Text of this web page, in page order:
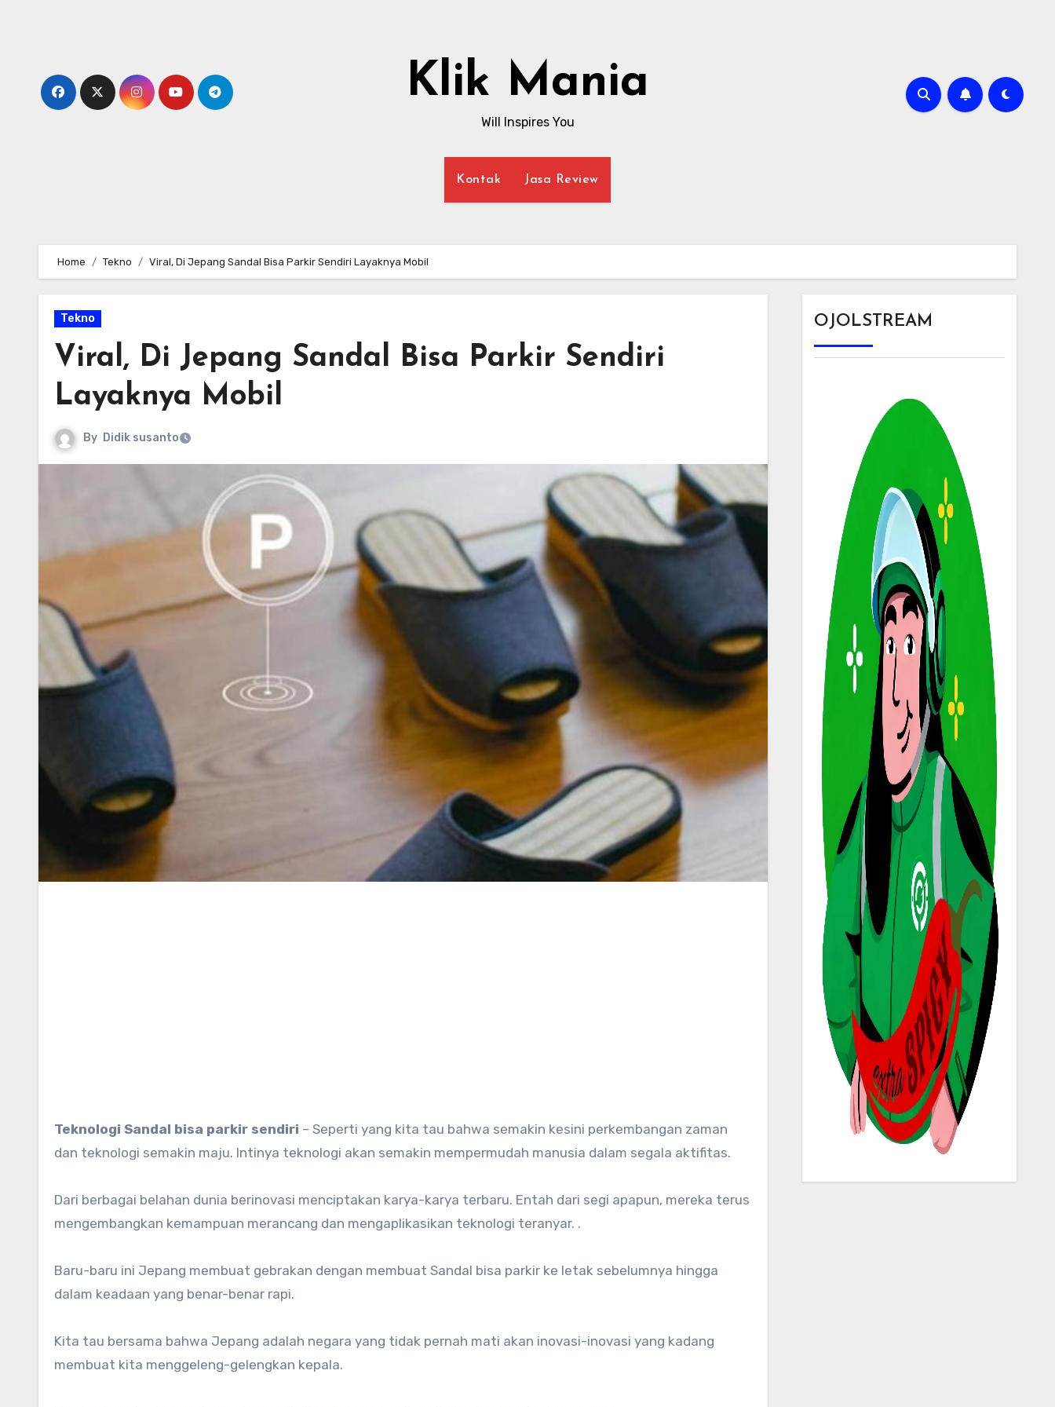
Klik Mania
Will Inspires You
Kontak Jasa Review
Home Tekno Viral, Di Jepang Sandal Bisa Parkir Sendiri Layaknya Mobil
Tekno
Viral, Di Jepang Sandal Bisa Parkir Sendiri
Layaknya Mobil
By Didik susanto
Teknologi Sandal bisa parkir sendiri – Seperti yang kita tau bahwa semakin kesini perkembangan zaman
dan teknologi semakin maju. Intinya teknologi akan semakin mempermudah manusia dalam segala aktifitas.
Dari berbagai belahan dunia berinovasi menciptakan karya-karya terbaru. Entah dari segi apapun, mereka terus
mengembangkan kemampuan merancang dan mengaplikasikan teknologi teranyar. .
Baru-baru ini Jepang membuat gebrakan dengan membuat Sandal bisa parkir ke letak sebelumnya hingga
dalam keadaan yang benar-benar rapi.
Kita tau bersama bahwa Jepang adalah negara yang tidak pernah mati akan inovasi-inovasi yang kadang
membuat kita menggeleng-gelengkan kepala.
OJOLSTREAM